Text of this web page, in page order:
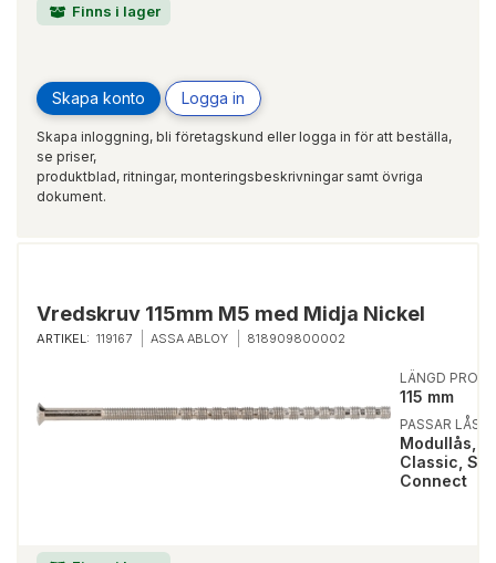
Finns i lager
Skapa konto Logga in
Skapa inloggning, bli företagskund eller logga in för att beställa,
se priser,
produktblad, ritningar, monteringsbeskrivningar samt övriga
dokument.
Vredskruv 115mm M5 med Midja Nickel
ARTIKEL: 119167 ASSA ABLOY 818909800002
LÄNGD
115 mm
PASSAR
Modullås,
Classic,
Connect